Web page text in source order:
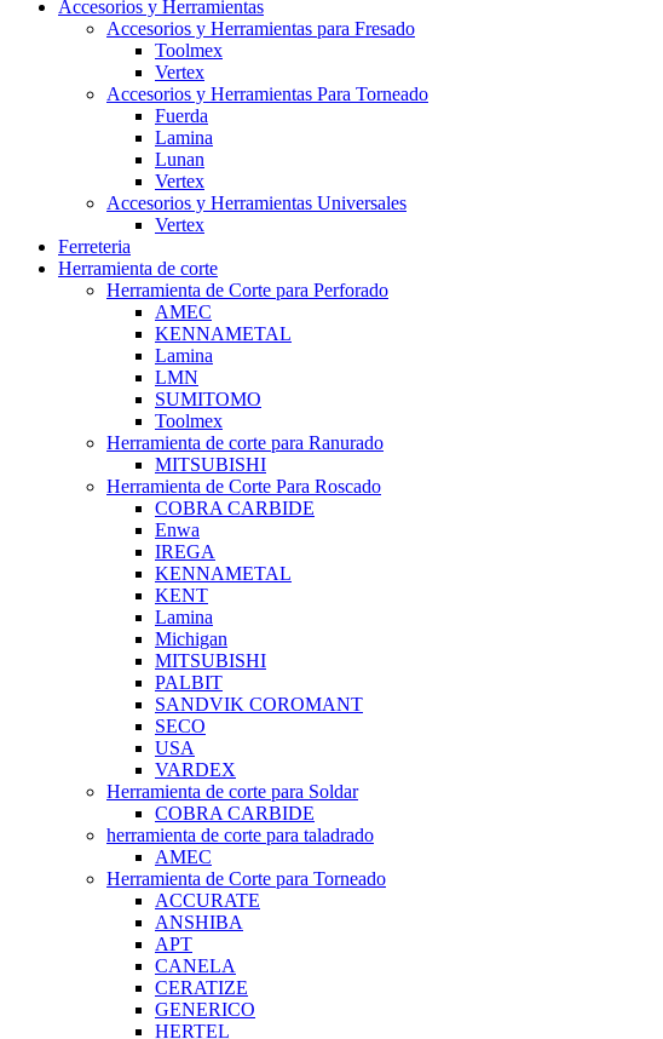
Accesorios y Herramientas
Accesorios y Herramientas para Fresado
Toolmex
Vertex
Accesorios y Herramientas Para Torneado
Fuerda
Lamina
Lunan
Vertex
Accesorios y Herramientas Universales
Vertex
Ferreteria
Herramienta de corte
Herramienta de Corte para Perforado
AMEC
KENNAMETAL
Lamina
LMN
SUMITOMO
Toolmex
Herramienta de corte para Ranurado
MITSUBISHI
Herramienta de Corte Para Roscado
COBRA CARBIDE
Enwa
IREGA
KENNAMETAL
KENT
Lamina
Michigan
MITSUBISHI
PALBIT
SANDVIK COROMANT
SECO
USA
VARDEX
Herramienta de corte para Soldar
COBRA CARBIDE
herramienta de corte para taladrado
AMEC
Herramienta de Corte para Torneado
ACCURATE
ANSHIBA
APT
CANELA
CERATIZE
GENERICO
HERTEL